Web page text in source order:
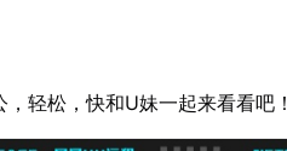
轻松，快和U妹一起来看看吧！